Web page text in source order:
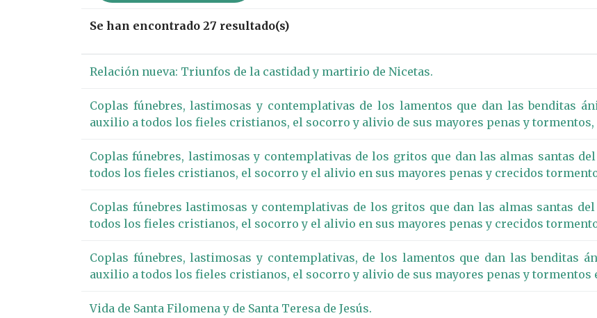
Se han encontrado 27 resultado(s)
Relación nueva: Triunfos de la castidad y martirio de Nicetas.
Coplas fúnebres, lastimosas y contemplativas de los lamentos que dan las benditas
auxilio a todos los fieles cristianos, el socorro y alivio de sus mayores penas y
Coplas fúnebres, lastimosas y contemplativas de los gritos que dan las almas santas
todos los fieles cristianos, el socorro y el alivio en sus mayores penas y crecidos
Coplas fúnebres lastimosas y contemplativas de los gritos que dan las almas santas
todos los fieles cristianos, el socorro y el alivio en sus mayores penas y crecidos
Coplas fúnebres, lastimosas y contemplativas, de los lamentos que dan las benditas
auxilio a todos los fieles cristianos, el socorro y alivio de sus mayores penas y tormentos
Vida de Santa Filomena y de Santa Teresa de Jesús.